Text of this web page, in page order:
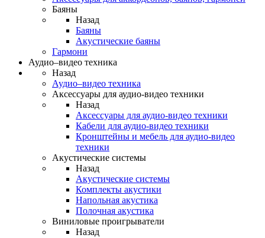
Баяны
Назад
Баяны
Акустические баяны
Гармони
Аудио–видео техника
Назад
Аудио–видео техника
Аксессуары для аудио-видео техники
Назад
Аксессуары для аудио-видео техники
Кабели для аудио-видео техники
Кронштейны и мебель для аудио-видео
техники
Акустические системы
Назад
Акустические системы
Комплекты акустики
Напольная акустика
Полочная акустика
Виниловые проигрыватели
Назад